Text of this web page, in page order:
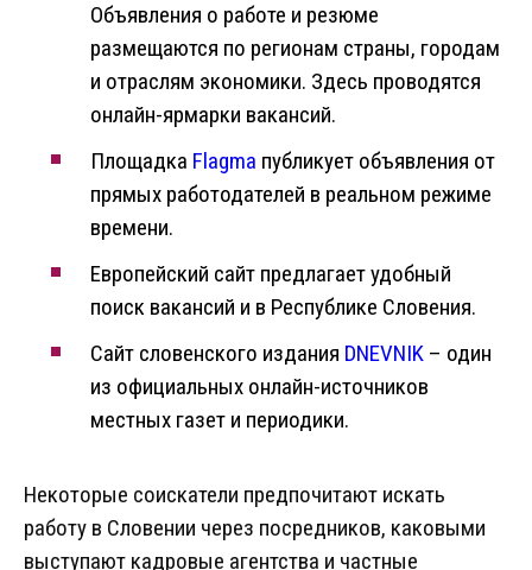
Объявления о работе и резюме
размещаются по регионам страны, городам
и отраслям экономики. Здесь проводятся
онлайн-ярмарки вакансий.
Площадка Flagma публикует объявления от
прямых работодателей в реальном режиме
времени.
Европейский сайт предлагает удобный
поиск вакансий и в Республике Словения.
Сайт словенского издания DNEVNIK – один
из официальных онлайн-источников
местных газет и периодики.
Некоторые соискатели предпочитают искать
работу в Словении через посредников, каковыми
выступают кадровые агентства и частные